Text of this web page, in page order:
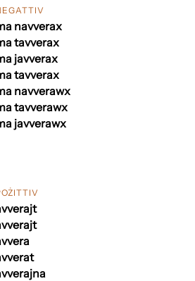
navverax
tavverax
javverax
tavverax
navverawx
tavverawx
javverawx